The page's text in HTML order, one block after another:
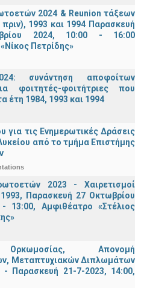
2024 & Reunion τάξεων
1993 και 1994 Παρασκευή
2024, 10:00 - 16:00
Πετρίδης»
συνάντηση αποφοίτων
φοιτητές-φοιτήτριες που
έτη 1984, 1993 και 1994
για τις Ενημερωτικές Δράσεις
από το τμήμα Επιστήμης
2023 - Χαιρετισμοί
Παρασκευή 27 Οκτωβρίου
13:00, Αμφιθέατρο «Στέλιος
Απονομή
Μεταπτυχιακών Διπλωμάτων
- Παρασκευή 21-7-2023, 14:00,